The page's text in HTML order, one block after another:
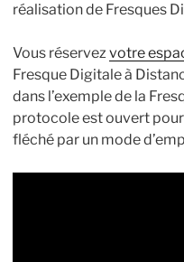
réalisation de Fresques
Vous réservezvotre
Fresque Digitale à
dans l’exemple de la
protocole est ouvert
fléché par un mode